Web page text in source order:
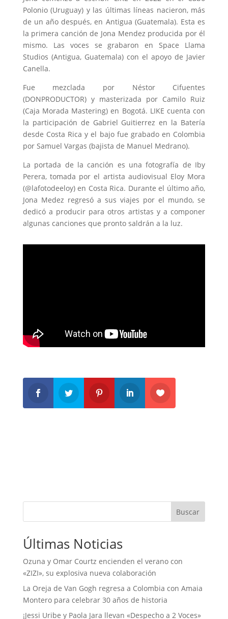
Polonio (Uruguay) y las últimas líneas nacieron, más
de un año después, en Antigua (Guatemala). Esta es
la primera canción de Jona Mendez producida por él
mismo. Las voces se grabaron en Space Llama
Studios (Antigua, Guatemala) con el apoyo de Javier
Canella.
Fue mezclada por Néstor Cifuentes
(DONPRODUCTOR) y masterizada por Camilo Ruiz
(Caja Morada Mastering) en Bogotá. LIKE cuenta con
la participación de Gabriel Guitierrez en la Batería
desde Costa Rica y el bajo fue grabado en Colombia
por Samuel Vargas (bajista de Manuel Medrano).
La portada de la canción es una fotografía de Iby
Perera, tomada por el artista audiovisual Eloy Mora
(@lafotodeeloy) en Costa Rica. Durante el último año,
Jona Medez regresó a sus viajes por el mundo, se
dedicó a producir para otros artistas y a componer
algunas canciones que pronto saldrán a la luz.
Buscar
Últimas Noticias
Ozuna y Omar Courtz encienden el verano con
«ZIZI», su explosiva nueva colaboración
La Oreja de Van Gogh regresa a Colombia con Amaia
Montero para celebrar 30 años de historia
¡Jessi Uribe y Paola Jara llevan «Despecho a 2 Voces»